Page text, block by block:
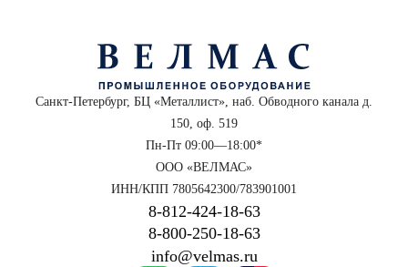
Санкт-Петербург, БЦ «Металлист», наб. Обводного канала д.
150, оф. 519
Пн-Пт 09:00—18:00*
ООО «ВЕЛМАС»
ИНН/КПП 7805642300/783901001
8‑812‑424‑18‑63
8‑800‑250‑18‑63
info@velmas.ru